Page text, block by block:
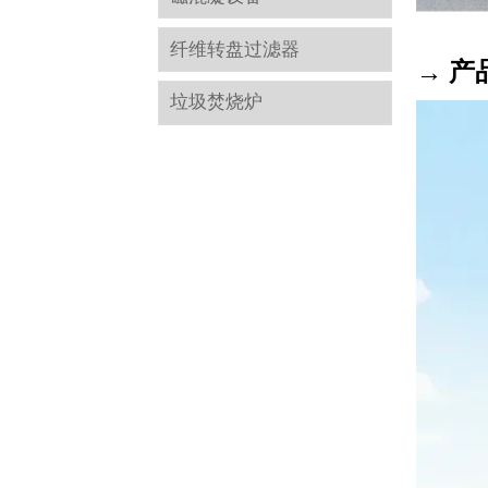
纤维转盘过滤器
垃圾焚烧炉
→ 产